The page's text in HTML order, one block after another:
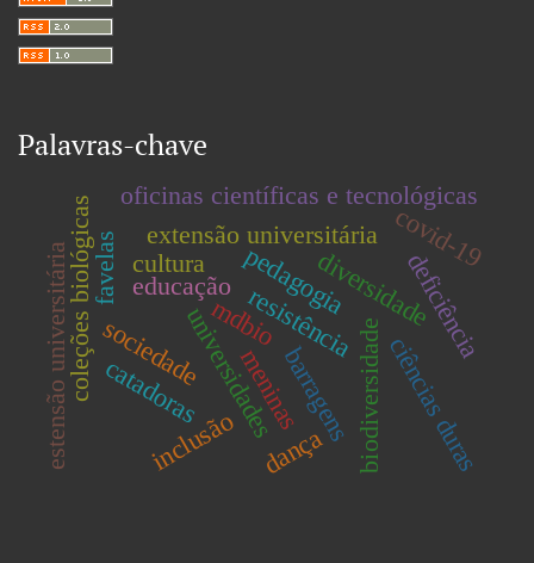
Palavras-chave
educação
sociedade barragens
pedagogia
resistência
extensão universitária
mdbio biodiversidade
coleções biológicas universidades
favelas
inclusão
diversidade
meninas
oficinas científicas e tecnológicas
ciências duras
deficiência
dança
catadoras
estensão universitária
covid-19
cultura